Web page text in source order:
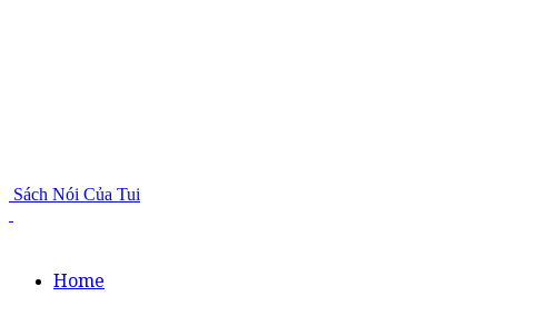
Sách Nói Của Tui
Home